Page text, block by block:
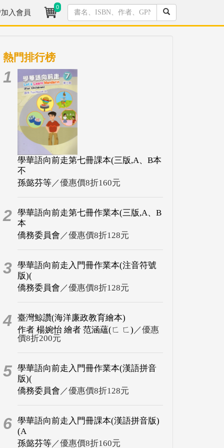
入會員
0
熱門排行榜
1
學華語向前走第七冊課本(三版,A、B本
不
孫懿芬等／優惠價8折160元
2 學華語向前走第七冊作業本(三版,A、B
本
僑務委員會 ／優惠價8折128元
3 學華語向前走入門冊作業本(注音符號
版)(
僑務委員會 ／優惠價8折128元
4
臺灣鯨讚(海洋廉政教育繪本)
作者 楊婉怡 繪者 范涵蘊(ㄈ ㄈ) ／優惠
價8折200元
5 學華語向前走入門冊作業本(漢語拼音
版)(
僑務委員會 ／優惠價8折128元
6 學華語向前走入門冊課本(漢語拼音版)
(A
孫懿芬等／優惠價8折160元